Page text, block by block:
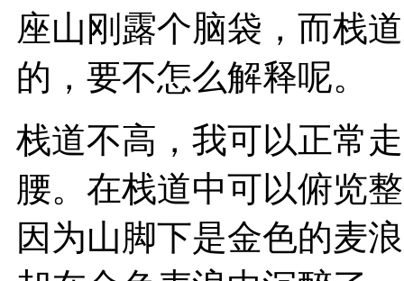
座山刚露个脑袋，而栈
的，要不怎么解释呢。
栈道不高，我可以正常
腰。在栈道中可以俯览
因为山脚下是金色的麦